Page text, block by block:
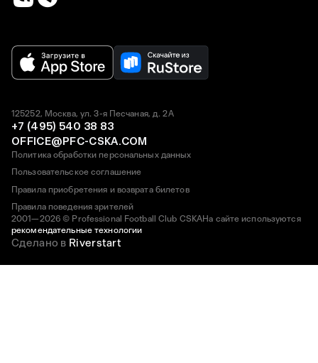
2001—2026 © Professional Football Club CSKAНа сайте используются
рекомендательные технологии
125252, Москва, ул. 3-я Песчаная, д. 2А
+7 (495) 540 38 83
OFFICE@PFC-CSKA.COM
Политика обработки персональных данных
Пользовательское соглашение
Правила приобретения и возврата билетов
Правила поведения зрителей
Сделано в Riverstart